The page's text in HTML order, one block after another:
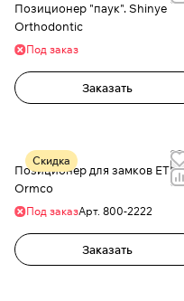
Позиционер "паук". Shinye
Orthodontic
Под заказ
Заказать
Скидка
Позиционер для замков ETM.
Ormco
Под заказАрт. 800-2222
Заказать